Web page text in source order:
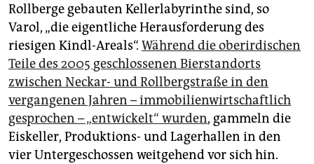
Rollberge gebauten Kellerlabyrinthe sind, so
Varol, „die eigentliche Herausforderung des
riesigen Kindl-Areals“. Während die oberirdischen
Teile des 2005 geschlossenen Bierstandorts
zwischen Neckar- und Rollbergstraße in den
vergangenen Jahren – immobilienwirtschaftlich
gesprochen – „entwickelt“ wurden, gammeln die
Eiskeller, Produktions- und Lagerhallen in den
vier Untergeschossen weitgehend vor sich hin.